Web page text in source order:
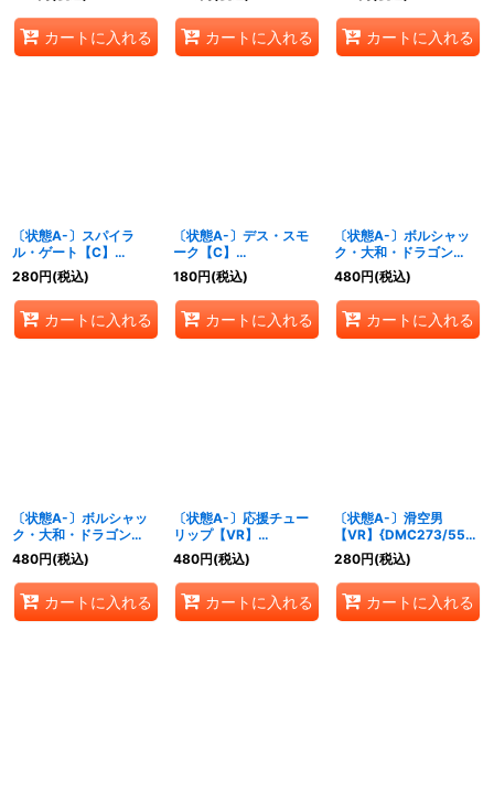
カートに入れる カートに入れる カートに入れる
〔状態A-〕スパイラ
ル・ゲート【C】
{DM0686/110}《水》
280円(税込)
カートに入れる
〔状態A-〕デス・スモ
ーク【C】
{DM1093/110}《闇》
180円(税込)
カートに入れる
〔状態A-〕ボルシャッ
ク・大和・ドラゴン
【SR】{DMX2110/70}
《火》
480円(税込)
カートに入れる
〔状態A-〕ボルシャッ
ク・大和・ドラゴン
【SR】
{DMX22b74/???}
《火》
480円(税込)
カートに入れる
〔状態A-〕応援チュー
リップ【VR】
{DM045/55}《自然》
480円(税込)
カートに入れる
〔状態A-〕滑空男
【VR】{DMC273/55}
《闇》
280円(税込)
カートに入れる